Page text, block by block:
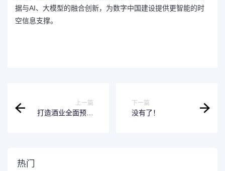
据与AI、大模型的融合创新，为数字中国建设提供更智能的时
空信息支撑。
上一篇
打造酒业全面预算
下一篇
没有了！
热门